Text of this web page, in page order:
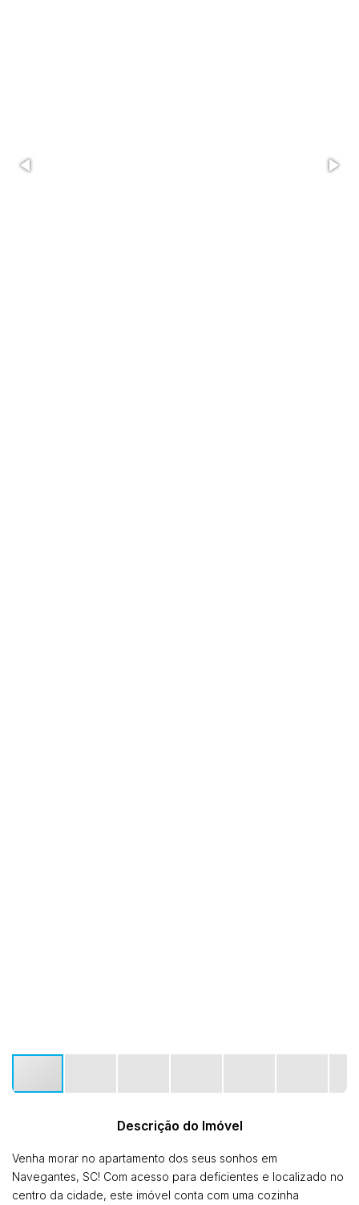
Descrição do Imóvel
Venha morar no apartamento dos seus sonhos em
Navegantes, SC! Com acesso para deficientes e localizado no
centro da cidade, este imóvel conta com uma cozinha